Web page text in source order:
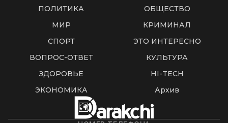
ПОЛИТИКА
ОБЩЕСТВО
МИР
КРИМИНАЛ
СПОРТ
ЭТО ИНТЕРЕСНО
ВОПРОС-ОТВЕТ
КУЛЬТУРА
ЗДОРОВЬЕ
HI-TECH
ЭКОНОМИКА
Архив